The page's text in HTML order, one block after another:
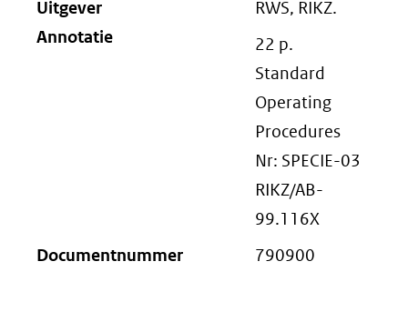
Uitgever
RWS, RIKZ.
Annotatie
22 p.
Standard
Operating
Procedures
Nr: SPECIE-03
RIKZ/AB-
99.116X
Documentnummer
790900